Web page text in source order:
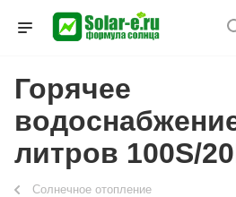
Горячее
литров 100S/
Солнечное отопление